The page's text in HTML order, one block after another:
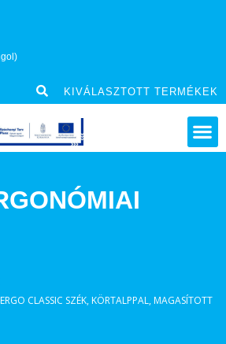
)
KIVÁLASZTOTT TERMÉKEK
CLASSIC SZÉK, KÖRTALPPAL, MAGASÍTOTT